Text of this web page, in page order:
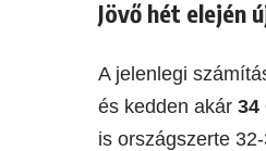
Jövő hét elején
A jelenlegi
és kedden akár34
is országszerte